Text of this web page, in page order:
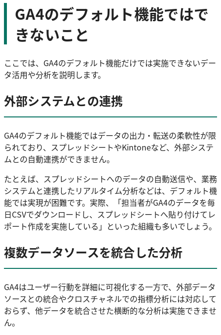
GA4のデフォルト機能ではで
きないこと
ここでは、GA4のデフォルト機能だけでは実施できないデー
タ活用や分析を説明します。
外部システムとの連携
GA4のデフォルト機能ではデータの出力・転送の柔軟性が限
られており、スプレッドシートやKintoneなど、外部システ
ムとの自動連携ができません。
たとえば、スプレッドシートへのデータの自動送信や、業務
システムと連携したリアルタイム分析などは、デフォルト機
能では実現が困難です。実際、「担当者がGA4のデータを毎
日CSVでダウンロードし、スプレッドシートへ貼り付けてレ
ポート作成を実施している」といった組織も多いでしょう。
複数データソースを統合した分析
GA4はユーザー行動を詳細に可視化する一方で、外部データ
ソースとの統合やクロスチャネルでの指標分析には対応して
おらず、他データを統合させた横断的な分析は実施できませ
ん。